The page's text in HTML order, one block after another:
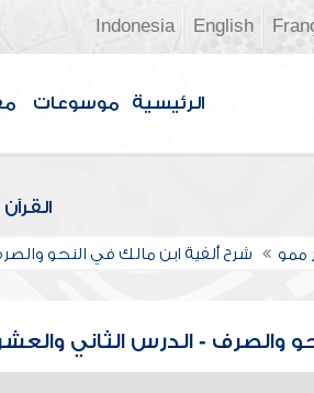
English
Indonesia
الرئيسية موسوعات
ممو شرح ألفية ابن مالك في النحو
- الدرس الثاني والعشرون -